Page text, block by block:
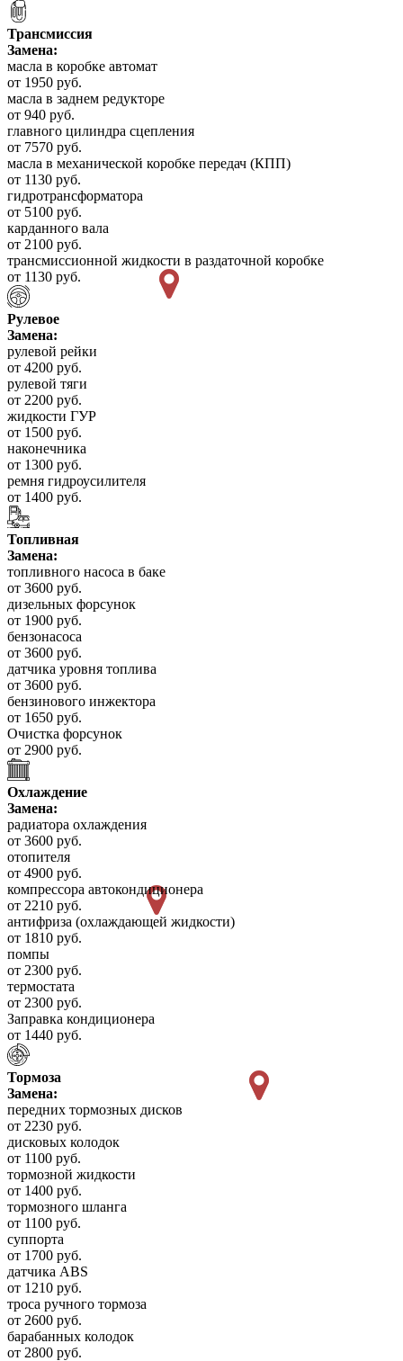
Трансмиссия
Замена:
масла в коробке автомат
от 1950 руб.
масла в заднем редукторе
от 940 руб.
главного цилиндра сцепления
от 7570 руб.
масла в механической коробке передач (КПП)
от 1130 руб.
гидротрансформатора
от 5100 руб.
карданного вала
от 2100 руб.
трансмиссионной жидкости в раздаточной коробке
от 1130 руб.
Рулевое
Замена:
рулевой рейки
от 4200 руб.
рулевой тяги
от 2200 руб.
жидкости ГУР
от 1500 руб.
наконечника
от 1300 руб.
ремня гидроусилителя
от 1400 руб.
Топливная
Замена:
топливного насоса в баке
от 3600 руб.
дизельных форсунок
от 1900 руб.
бензонасоса
от 3600 руб.
датчика уровня топлива
от 3600 руб.
бензинового инжектора
от 1650 руб.
Очистка форсунок
от 2900 руб.
Охлаждение
Замена:
радиатора охлаждения
от 3600 руб.
отопителя
от 4900 руб.
компрессора автокондиционера
от 2210 руб.
антифриза (охлаждающей жидкости)
от 1810 руб.
помпы
от 2300 руб.
термостата
от 2300 руб.
Заправка кондиционера
от 1440 руб.
Тормоза
Замена:
передних тормозных дисков
от 2230 руб.
дисковых колодок
от 1100 руб.
тормозной жидкости
от 1400 руб.
тормозного шланга
от 1100 руб.
суппорта
от 1700 руб.
датчика ABS
от 1210 руб.
троса ручного тормоза
от 2600 руб.
барабанных колодок
от 2800 руб.